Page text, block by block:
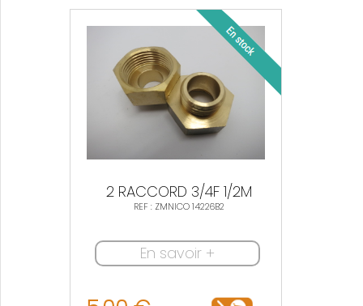
2 RACCORD 3/4F 1/2M
REF : ZMNICO 14226B2
En savoir +